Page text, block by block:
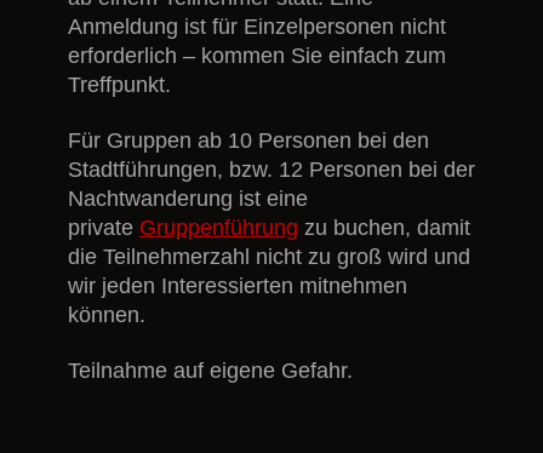
Anmeldung ist für Einzelpersonen nicht
erforderlich – kommen Sie einfach zum
Treffpunkt.
Für Gruppen ab 10 Personen bei den
Stadtführungen, bzw. 12 Personen bei der
Nachtwanderung ist eine
private Gruppenführung zu buchen, damit
die Teilnehmerzahl nicht zu groß wird und
wir jeden Interessierten mitnehmen
können.
Teilnahme auf eigene Gefahr.